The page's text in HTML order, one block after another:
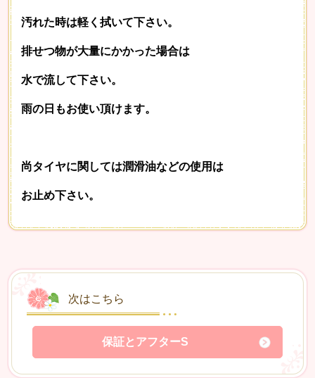
汚れた時は軽く拭いて下さい。
排せつ物が大量にかかった場合は
水で流して下さい。
雨の日もお使い頂けます。
尚タイヤに関しては潤滑油などの使用は
お止め下さい。
次はこちら
保証とアフターS